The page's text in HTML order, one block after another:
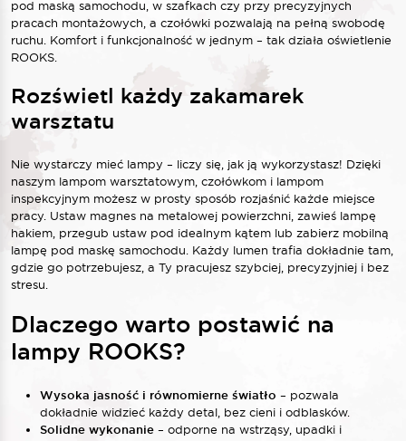
pod maską samochodu, w szafkach czy przy precyzyjnych
pracach montażowych, a czołówki pozwalają na pełną swobodę
ruchu. Komfort i funkcjonalność w jednym – tak działa oświetlenie
ROOKS.
Rozświetl każdy zakamarek
warsztatu
Nie wystarczy mieć lampy – liczy się, jak ją wykorzystasz! Dzięki
naszym lampom warsztatowym, czołówkom i lampom
inspekcyjnym możesz w prosty sposób rozjaśnić każde miejsce
pracy. Ustaw magnes na metalowej powierzchni, zawieś lampę
hakiem, przegub ustaw pod idealnym kątem lub zabierz mobilną
lampę pod maskę samochodu. Każdy lumen trafia dokładnie tam,
gdzie go potrzebujesz, a Ty pracujesz szybciej, precyzyjniej i bez
stresu.
Dlaczego warto postawić na
lampy ROOKS?
Wysoka jasność i równomierne światło – pozwala
dokładnie widzieć każdy detal, bez cieni i odblasków.
Solidne wykonanie – odporne na wstrząsy, upadki i